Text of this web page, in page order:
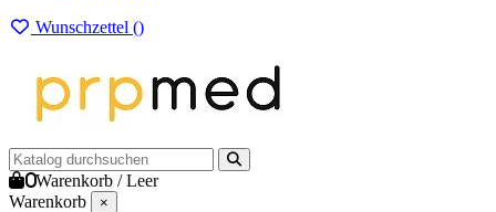
Wunschzettel ()
0Warenkorb /Leer
Warenkorb
×